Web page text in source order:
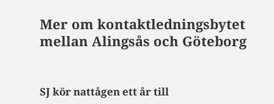
Mer om kontaktledningsbytet
mellan Alingsås och Göteborg
SJ kör nattågen ett år till